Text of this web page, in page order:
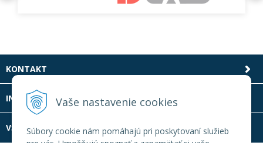
Vaše nastavenie cookies
Súbory cookie nám pomáhajú pri poskytovaní služieb
KONTAKT
INFOLINKA
VŠETKO O NÁKUPE